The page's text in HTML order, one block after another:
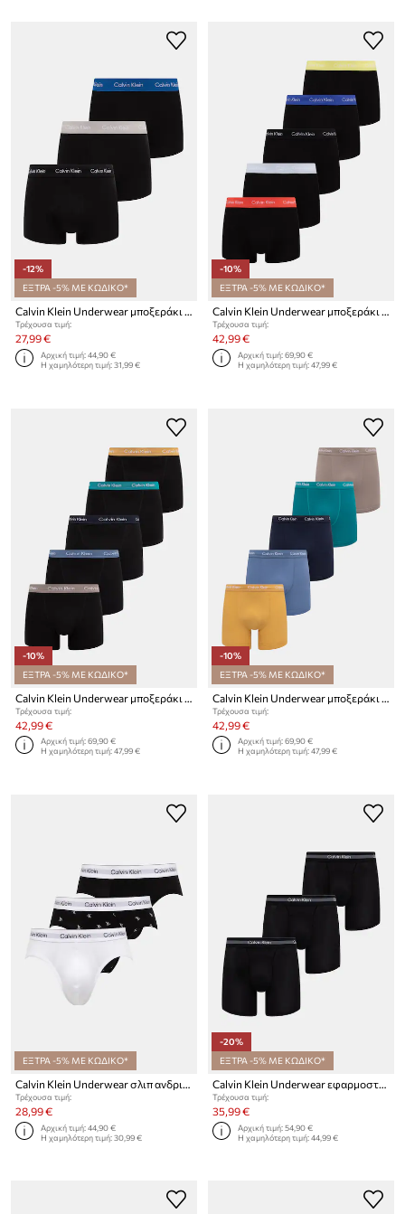
-12%
ΕΞΤΡΑ -5% ΜΕ ΚΩΔΙΚΟ*
Calvin Klein Underwear μποξεράκι ανδρικό από βαμβάκι με ελαστάν 3-pack
Τρέχουσα τιμή:
27,99 €
Αρχική τιμή:44,90 €
Η χαμηλότερη τιμή:31,99 €
-10%
ΕΞΤΡΑ -5% ΜΕ ΚΩΔΙΚΟ*
Calvin Klein Underwear μποξεράκι ανδρικό από βαμβάκι με ελαστάν 5-pack
Τρέχουσα τιμή:
42,99 €
Αρχική τιμή:69,90 €
Η χαμηλότερη τιμή:47,99 €
-10%
ΕΞΤΡΑ -5% ΜΕ ΚΩΔΙΚΟ*
Τρέχουσα τιμή:
42,99 €
Αρχική τιμή:69,90 €
Η χαμηλότερη τιμή:47,99 €
-10%
ΕΞΤΡΑ -5% ΜΕ ΚΩΔΙΚΟ*
Τρέχουσα τιμή:
42,99 €
Αρχική τιμή:69,90 €
Η χαμηλότερη τιμή:47,99 €
ΕΞΤΡΑ -5% ΜΕ ΚΩΔΙΚΟ*
Calvin Klein Underwear σλιπ ανδρικά βαμβάκι με ελαστάν 3-pack
Τρέχουσα τιμή:
28,99 €
Αρχική τιμή:44,90 €
Η χαμηλότερη τιμή:30,99 €
-20%
ΕΞΤΡΑ -5% ΜΕ ΚΩΔΙΚΟ*
Calvin Klein Underwear εφαρμοστά μποξεράκια Ανδρικά 3-pack
Τρέχουσα τιμή:
35,99 €
Αρχική τιμή:54,90 €
Η χαμηλότερη τιμή:44,99 €